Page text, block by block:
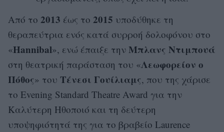
Από το 2013 έως το 2015 υποδύθηκε τη
θεραπεύτρια ενός κατά συρροή δολοφόνου στο
«Hannibal», ενώ έπαιξε την Μπλανς Ντιμπουά
στη θεατρική παράσταση του «Λεωφορείον ο
Πόθος» του Τένεσι Γουίλιαμς, που της χάρισε
το Evening Standard Theatre Award για την
Καλύτερη Ηθοποιό και τη δεύτερη
υποψηφιότητά της για το βραβείο Laurence